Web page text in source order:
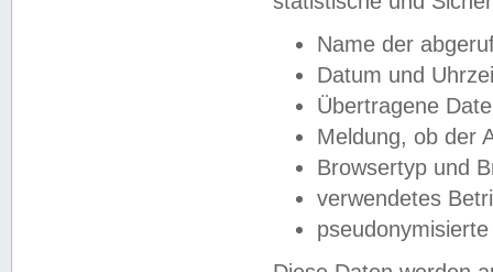
Name der
Datum und
Übertragene
Meldung, ob der
Browsertyp und
verwendetes